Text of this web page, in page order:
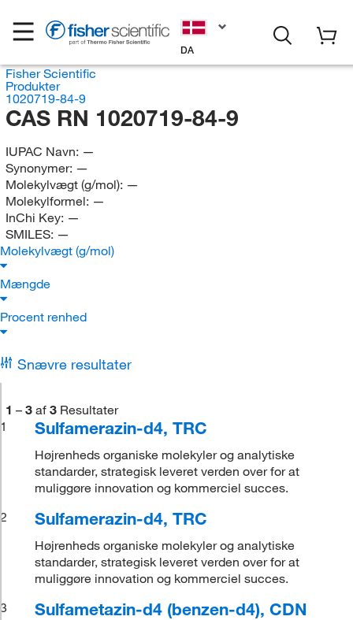
DA
Fisher Scientific
Produkter
1020719-84-9
CAS RN 1020719-84-9
IUPAC Navn: —
Synonymer: —
Molekylvægt (g/mol): —
Molekylformel: —
InChi Key: —
SMILES: —
Molekylvægt (g/mol)
Mængde
Procent renhed
Snævre resultater
1 – 3 af 3 Resultater
1
Sulfamerazin-d4, TRC
Højrenheds organiske molekyler og analytiske
standarder, strategisk leveret verden over for at
muliggøre innovation og kommerciel succes.
2
Sulfamerazin-d4, TRC
Højrenheds organiske molekyler og analytiske
standarder, strategisk leveret verden over for at
muliggøre innovation og kommerciel succes.
3
Sulfametazin-d4 (benzen-d4), CDN